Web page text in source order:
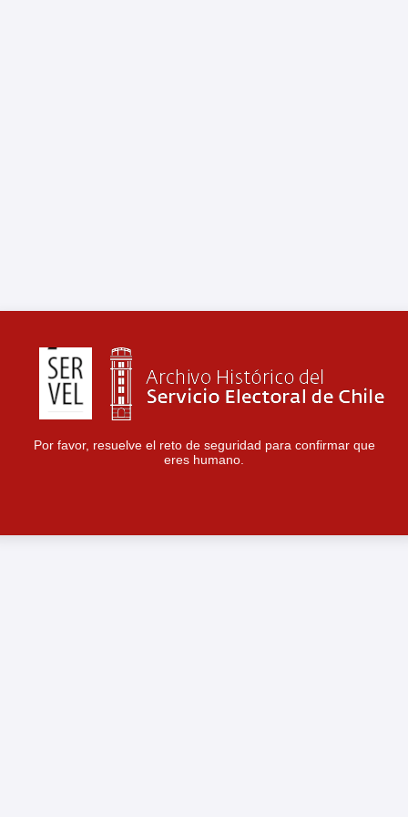
Por favor, resuelve el reto de seguridad para confirmar que
eres humano.